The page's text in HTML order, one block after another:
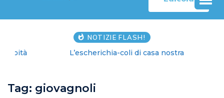
NOTIZIE FLASH!
L’escherichia-coli di casa nostra
Tag: giovagnoli